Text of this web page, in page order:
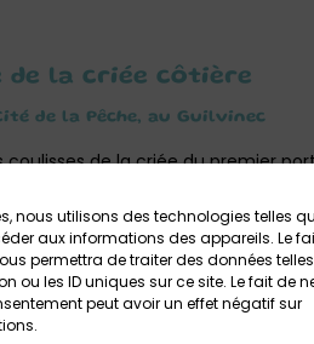
nous utilisons des technologies telles
aux informations des appareils. Le
permettra de traiter des données telles
ou les ID uniques sur ce site. Le fait de
peut avoir un effet négatif sur
de la criée côtière
de la Pêche, au Guilvinec
coulisses de la criée du premier
fraîchement débarqués par
la salle des ventes où vous